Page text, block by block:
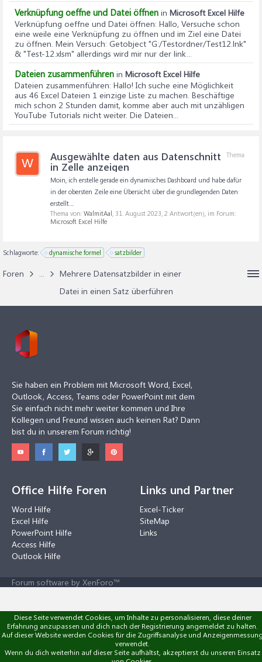
Verknüpfung oeffne und Datei öffnen in Microsoft Excel Hilfe
Verknüpfung oeffne und Datei öffnen: Hallo, Versuche schon
eine weile eine Verknüpfung zu öffnen und im Ziel eine Datei
zu öffnen. Mein Versuch: Getobject "G:/Testordner/Test12.lnk"
& "Test-12.xlsm" allerdings wird mir nur der link...
Dateien zusammenführen in Microsoft Excel Hilfe
Dateien zusammenführen: Hallo! Ich suche eine Möglichkeit
aus 46 Excel Dateien 1 einzige Liste zu machen. Beschäftige
mich schon 2 Stunden damit, komme aber auch mit unzähligen
YouTube Tutorials nicht weiter. Die Dateien...
W
Thema
Ausgewählte daten aus Datenschnitt
in Zelle anzeigen
Moin, ich erstelle gerade ein dynamisches Dashboard und habe dafür
in der obersten Zeile eine Übersicht über die grundlegenden Daten
erstellt....
Thema von: WalmitAal, 31. August 2023, 2 Antwort(en), im Forum:
Microsoft Excel Hilfe
Schlagworte: dynamische formel satzbilder
Foren ...
Mehrere Datensatzbilder in einer
Datei in einen Satz überführen
Sie haben ein Problem mit Microsoft Word, Excel,
Outlook, Access, Teams oder PowerPoint mit dem
Sie einfach nicht mehr weiter kommen und Ihre
Kollegen und Freund wissen auch keinen Rat? Dann
bist du in unserem Forum richtig!
Office Hilfe Foren
Word Hilfe
Excel Hilfe
PowerPoint Hilfe
Access Hilfe
Outlook Hilfe
Links und Partner
Excel-Ticker
SiteMap
Links
Forum software by XenForo™
Diese Seite verwendet Cookies, um Inhalte zu personalisieren, diese deiner
Erfahrung anzupassen und dich nach der Registrierung angemeldet zu halten.
Auf dieser Website werden Cookies für die Zugriffsanalyse und
verwendet.
Wenn du dich weiterhin auf dieser Seite aufhältst, akzeptierst du unseren Einsatz